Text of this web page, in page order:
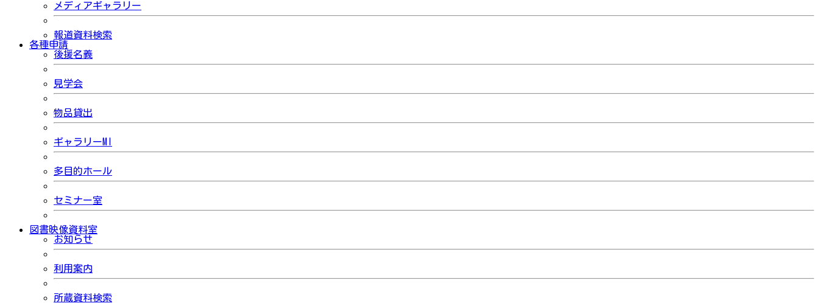
メディアギャラリー
報道資料検索
各種申請
後援名義
見学会
物品貸出
ギャラリーMI
多目的ホール
セミナー室
図書映像資料室
お知らせ
利用案内
所蔵資料検索